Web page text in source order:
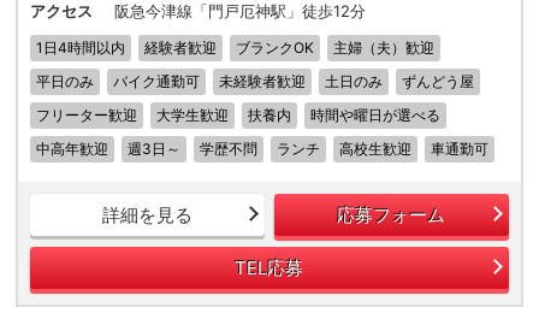
アクセス
阪急今津線「門戸厄神駅」徒歩12分
1日4時間以内 経験者歓迎 ブランクOK
主婦（夫）歓迎
平日のみ
バイク通勤可 未経験者歓迎 土日のみ
ずんどう屋
フリーター歓迎
大学生歓迎 扶養内
時間や曜日が選べる
中高年歓迎
週3日～ 学歴不問 ランチ 高校生歓迎 車通勤可
詳細を見る 応募フォーム
TEL応募